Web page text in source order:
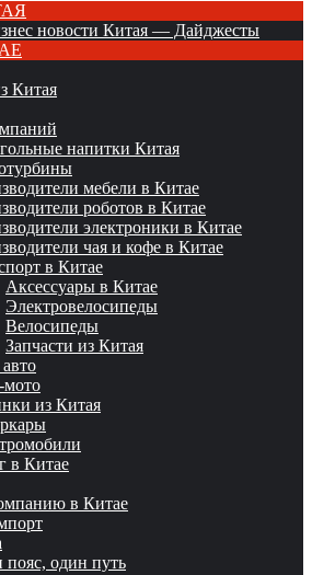
новости Китая — Дайджесты
Китая
напитки Китая
мебели в Китае
роботов в Китае
электроники в Китае
чая и кофе в Китае
в Китае
Аксессуары в Китае
Электровелосипеды
Велосипеды
Запчасти из Китая
мото
из Китая
в Китае
в Китае
один путь